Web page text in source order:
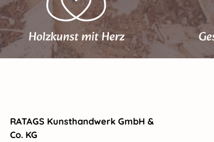
Holzkunst mit Herz
RATAGS Kunsthandwerk GmbH &
Co. KG